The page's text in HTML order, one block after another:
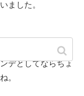
ました。
につれてどんどん
デとしてならちょ
。